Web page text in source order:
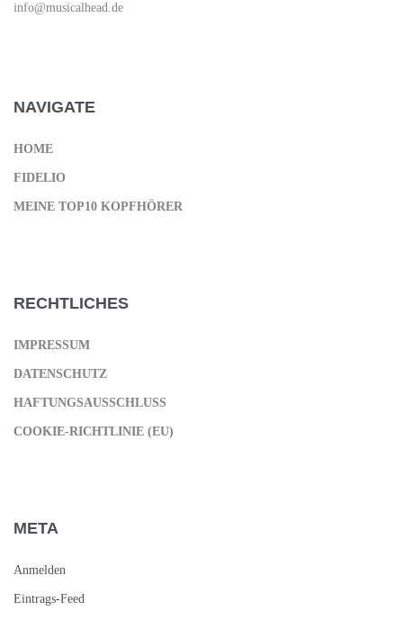
info@musicalhead.de
NAVIGATE
HOME
FIDELIO
MEINE TOP10 KOPFHÖRER
RECHTLICHES
IMPRESSUM
DATENSCHUTZ
HAFTUNGSAUSSCHLUSS
COOKIE-RICHTLINIE (EU)
META
Anmelden
Eintrags-Feed